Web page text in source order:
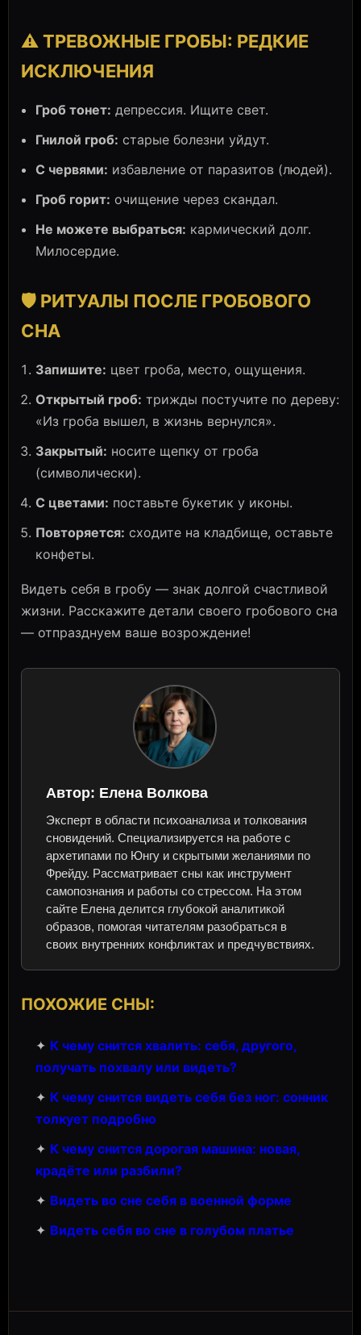
⚠️ ТРЕВОЖНЫЕ ГРОБЫ: РЕДКИЕ
ИСКЛЮЧЕНИЯ
Гроб тонет: депрессия. Ищите свет.
Гнилой гроб: старые болезни уйдут.
С червями: избавление от паразитов (людей).
Гроб горит: очищение через скандал.
Не можете выбраться: кармический долг.
Милосердие.
🛡️ РИТУАЛЫ ПОСЛЕ ГРОБОВОГО
СНА
Запишите: цвет гроба, место, ощущения.
Открытый гроб: трижды постучите по дереву:
«Из гроба вышел, в жизнь вернулся».
Закрытый: носите щепку от гроба
(символически).
С цветами: поставьте букетик у иконы.
Повторяется: сходите на кладбище, оставьте
конфеты.
Видеть себя в гробу — знак долгой счастливой
жизни. Расскажите детали своего гробового сна
— отпразднуем ваше возрождение!
Автор: Елена Волкова
Эксперт в области психоанализа и толкования
сновидений. Специализируется на работе с
архетипами по Юнгу и скрытыми желаниями по
Фрейду. Рассматривает сны как инструмент
самопознания и работы со стрессом. На этом
сайте Елена делится глубокой аналитикой
образов, помогая читателям разобраться в
своих внутренних конфликтах и предчувствиях.
ПОХОЖИЕ СНЫ:
✦ К чему снится хвалить: себя, другого,
получать похвалу или видеть?
✦ К чему снится видеть себя без ног: сонник
толкует подробно
✦ К чему снится дорогая машина: новая,
крадёте или разбили?
✦ Видеть во сне себя в военной форме
✦ Видеть себя во сне в голубом платье